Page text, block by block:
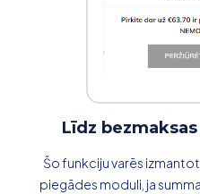
Līdz
Šo funkciju varēs
piegādes moduli, ja